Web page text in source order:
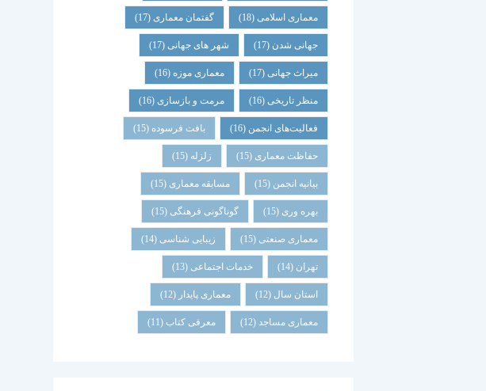
معماری اسلامی(18) گفتمان معماری(17)
جهانی شدن (17) شهر های جهانی(17)
میراث جهانی(17) معماری موزه (16)
منظر تاریخی(16) مرمت و بازسازی(16)
فعالیت‌های انجمن (16) بافت فرسوده (15)
حفاظت معماری (15) زلزله (15)
بیانیه انجمن (15) مسابقه معماری (15)
بهره وری (15) گوناگونی فرهنگی (15)
معماری صنعتی (15) زیبایی شناسی (14)
تهران (14) خدمات اجتماعی (13)
استان سال (12) معماری پایدار (12)
معماری مساجد(12) معرفی کتاب (11)